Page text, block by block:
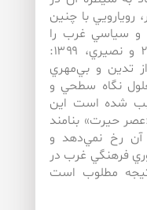
با چنين
و سياسي غرب را
پذيرفته‌اند (صدر، ۱۴۲۷: ج۲، ص۲۹۷ و نصيري، ۱۳۹۹:
تعقل از تدين و بي‌مهري
نگاه سطحي و
شده است اين
حيرت» بنامند
آن رخ نمي‌دهد و
فرهنگي غرب در
مطلوب است